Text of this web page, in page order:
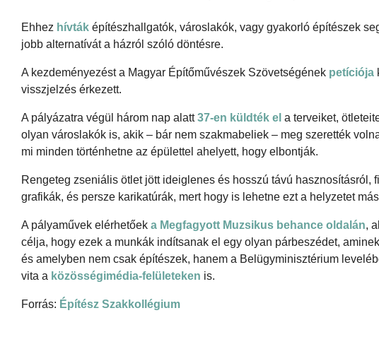
Ehhez hívták építészhallgatók, városlakók, vagy gyakorló építészek
jobb alternatívát a házról szóló döntésre.
A kezdeményezést a Magyar Építőművészek Szövetségének petíciója
visszjelzés érkezett.
A pályázatra végül három nap alatt37-en küldték el a terveiket,
olyan városlakók is, akik – bár nem szakmabeliek – meg szerették
mi minden történhetne az épülettel ahelyett, hogy elbontják.
Rengeteg zseniális ötlet jött ideiglenes és hosszú távú
grafikák, és persze karikatúrák, mert hogy is lehetne ezt a helyzetet
A pályaművek elérhetőek a Megfagyott Muzsikus behance oldalán,
célja, hogy ezek a munkák indítsanak el egy olyan párbeszédet,
és amelyben nem csak építészek, hanem a Belügyminisztérium
vita a közösségimédia-felületeken is.
Forrás: Építész Szakkollégium